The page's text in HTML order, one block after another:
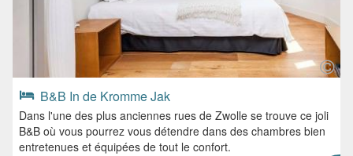
B&B In de Kromme Jak
Dans l'une des plus anciennes rues de Zwolle se trouve ce joli
B&B où vous pourrez vous détendre dans des chambres bien
entretenues et équipées de tout le confort.